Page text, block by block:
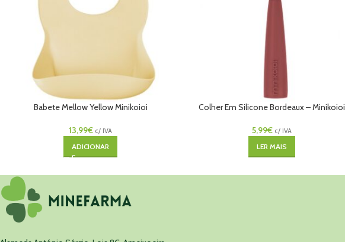
Babete Mellow Yellow Minikoioi
13,99€ c/ IVA
ADICIONAR
Colher Em Silicone Bordeaux – Minikoioi
5,99€ c/ IVA
LER MAIS